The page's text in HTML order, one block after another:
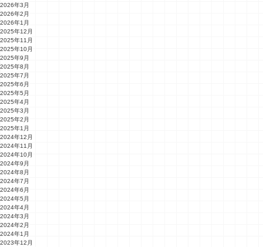
2026年3月
2026年2月
2026年1月
2025年12月
2025年11月
2025年10月
2025年9月
2025年8月
2025年7月
2025年6月
2025年5月
2025年4月
2025年3月
2025年2月
2025年1月
2024年12月
2024年11月
2024年10月
2024年9月
2024年8月
2024年7月
2024年6月
2024年5月
2024年4月
2024年3月
2024年2月
2024年1月
2023年12月